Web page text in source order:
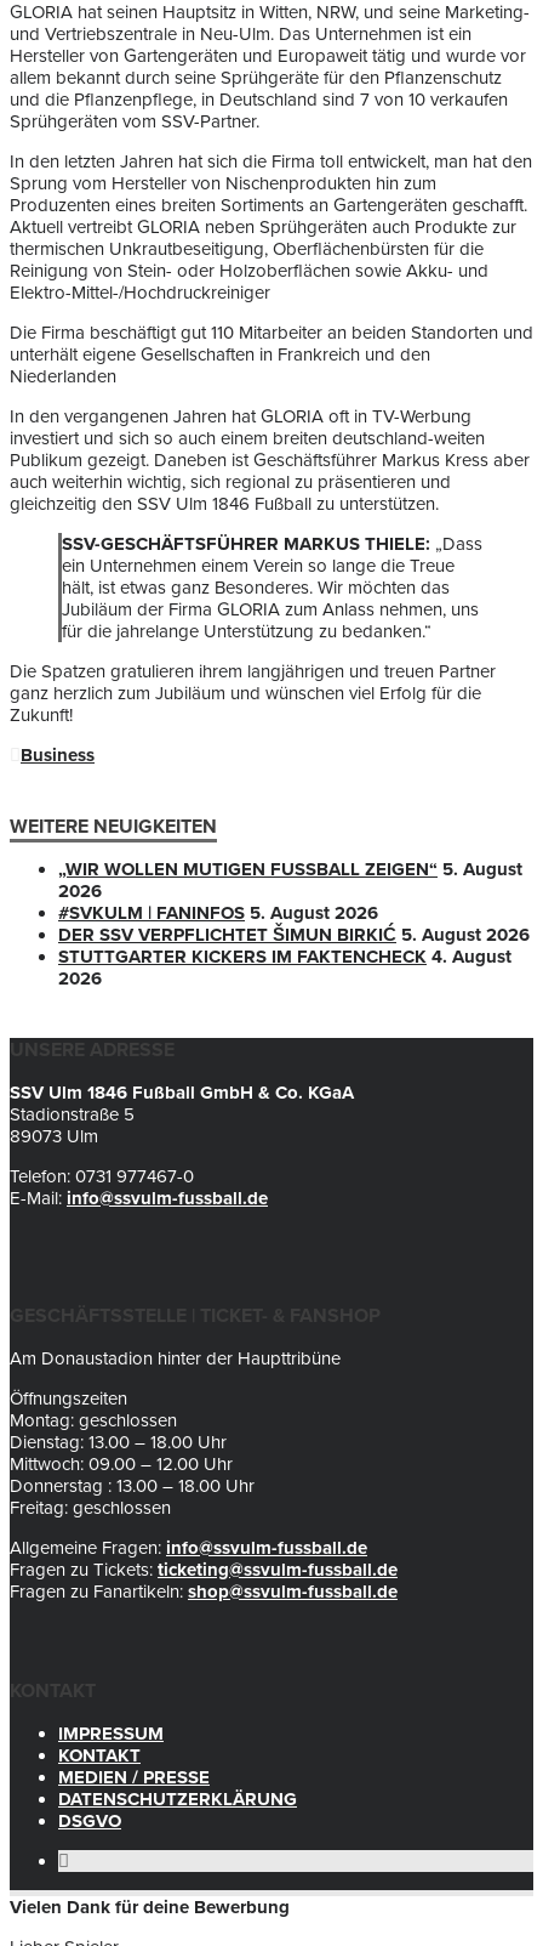
GLORIA hat seinen Hauptsitz in Witten, NRW, und seine Marketing-
und Vertriebszentrale in Neu-Ulm. Das Unternehmen ist ein
Hersteller von Gartengeräten und Europaweit tätig und wurde vor
allem bekannt durch seine Sprühgeräte für den Pflanzenschutz
und die Pflanzenpflege, in Deutschland sind 7 von 10 verkaufen
Sprühgeräten vom SSV-Partner.
In den letzten Jahren hat sich die Firma toll entwickelt, man hat den
Sprung vom Hersteller von Nischenprodukten hin zum
Produzenten eines breiten Sortiments an Gartengeräten geschafft.
Aktuell vertreibt GLORIA neben Sprühgeräten auch Produkte zur
thermischen Unkrautbeseitigung, Oberflächenbürsten für die
Reinigung von Stein- oder Holzoberflächen sowie Akku- und
Elektro-Mittel-/Hochdruckreiniger
Die Firma beschäftigt gut 110 Mitarbeiter an beiden Standorten und
unterhält eigene Gesellschaften in Frankreich und den
Niederlanden
In den vergangenen Jahren hat GLORIA oft in TV-Werbung
investiert und sich so auch einem breiten deutschland-weiten
Publikum gezeigt. Daneben ist Geschäftsführer Markus Kress aber
auch weiterhin wichtig, sich regional zu präsentieren und
gleichzeitig den SSV Ulm 1846 Fußball zu unterstützen.
SSV-GESCHÄFTSFÜHRER MARKUS THIELE: „Dass
ein Unternehmen einem Verein so lange die Treue
hält, ist etwas ganz Besonderes. Wir möchten das
Jubiläum der Firma GLORIA zum Anlass nehmen, uns
für die jahrelange Unterstützung zu bedanken.“
Die Spatzen gratulieren ihrem langjährigen und treuen Partner
ganz herzlich zum Jubiläum und wünschen viel Erfolg für die
Zukunft!
Business
WEITERE NEUIGKEITEN
„WIR WOLLEN MUTIGEN FUSSBALL ZEIGEN“
5. August
2026
#SVKULM | FANINFOS 5. August 2026
DER SSV VERPFLICHTET ŠIMUN BIRKIĆ 5. August 2026
STUTTGARTER KICKERS IM FAKTENCHECK 4. August
2026
UNSERE ADRESSE
SSV Ulm 1846 Fußball GmbH & Co. KGaA
Stadionstraße 5
89073 Ulm
Telefon: 0731 977467-0
E-Mail: info@ssvulm-fussball.de
GESCHÄFTSSTELLE | TICKET- & FANSHOP
Am Donaustadion hinter der Haupttribüne
Öffnungszeiten
Montag: geschlossen
Dienstag: 13.00 – 18.00 Uhr
Mittwoch: 09.00 – 12.00 Uhr
Donnerstag : 13.00 – 18.00 Uhr
Freitag: geschlossen
Allgemeine Fragen: info@ssvulm-fussball.de
Fragen zu Tickets: ticketing@ssvulm-fussball.de
Fragen zu Fanartikeln: shop@ssvulm-fussball.de
KONTAKT
IMPRESSUM
KONTAKT
MEDIEN / PRESSE
DATENSCHUTZERKLÄRUNG
DSGVO
Vielen Dank für deine Bewerbung